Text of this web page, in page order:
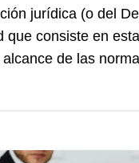
jurídica (o del
que consiste en
alcance de las